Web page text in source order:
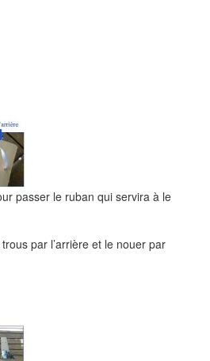
passer le ruban qui servira à le
par l’arrière et le nouer par